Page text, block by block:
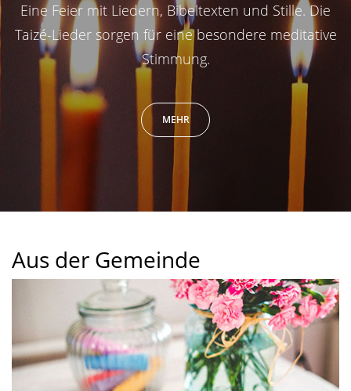
Eine Feier mit Liedern, Bibeltexten und Stille. Die
Taizé-Lieder sorgen für eine besondere meditative
Stimmung.
MEHR
Aus der Gemeinde